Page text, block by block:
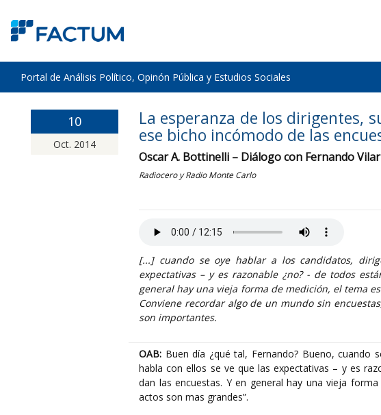
Portal de Análisis Político, Opinón Pública y Estudios Sociales
10
Oct. 2014
La esperanza de los dirigentes,
ese bicho incómodo de las
Oscar A. Bottinelli – Diálogo con Fernando Vilar
Radiocero y Radio Monte Carlo
[...] cuando se oye hablar a los candidatos,
expectativas – y es razonable ¿no? - de todos
general hay una vieja forma de medición, el tema
Conviene recordar algo de un mundo sin
son importantes.
OAB: Buen día ¿qué tal, Fernando? Bueno, cuando
habla con ellos se ve que las expectativas – y es
dan las encuestas. Y en general hay una vieja
actos son mas grandes”.